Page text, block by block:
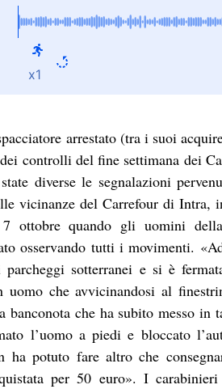
x1
arrestato (tra i suoi
controlli del fine settimana dei
diverse le segnalazioni
vicinanze del Carrefour di Intra,
ottobre quando gli uomini
osservando tutti i movimenti.
parcheggi sotterranei e si è
uomo che avvicinandosi al
banconota che ha subito messo
l’uomo a piedi e bloccato
ha potuto fare altro che
per 50 euro». I